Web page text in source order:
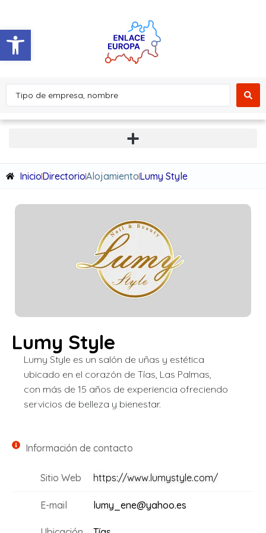
Abrir barra de herramientas
InicioDirectorioAlojamientoLumy Style
Lumy Style
Lumy Style es un salón de uñas y estética
ubicado en el corazón de Tías, Las Palmas,
con más de 15 años de experiencia ofreciendo
servicios de belleza y bienestar.
Información de contacto
Sitio Web https://www.lumystyle.com/
E-mail lumy_ene@yahoo.es